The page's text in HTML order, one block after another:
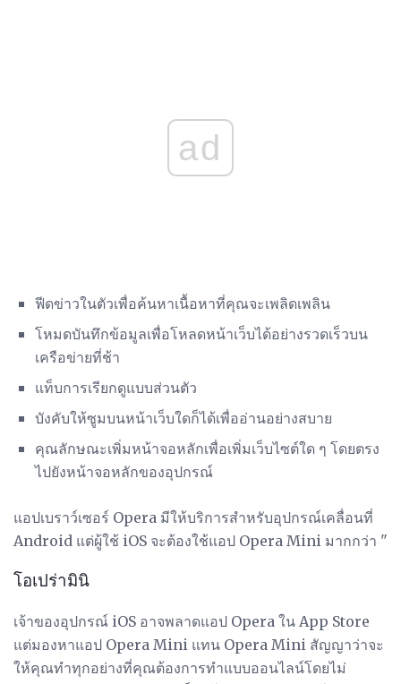
ad
ฟีดข่าวในตัวเพื่อค้นหาเนื้อหาที่คุณจะเพลิดเพลิน
โหมดบันทึกข้อมูลเพื่อโหลดหน้าเว็บได้อย่างรวดเร็วบน
เครือข่ายที่ช้า
แท็บการเรียกดูแบบส่วนตัว
บังคับให้ซูมบนหน้าเว็บใดก็ได้เพื่ออ่านอย่างสบาย
คุณลักษณะเพิ่มหน้าจอหลักเพื่อเพิ่มเว็บไซต์ใด ๆ โดยตรง
ไปยังหน้าจอหลักของอุปกรณ์
แอปเบราว์เซอร์ Opera มีให้บริการสำหรับอุปกรณ์เคลื่อนที่
Android แต่ผู้ใช้ iOS จะต้องใช้แอป Opera Mini มากกว่า "
โอเปร่ามินิ
เจ้าของอุปกรณ์ iOS อาจพลาดแอป Opera ใน App Store
แต่มองหาแอป Opera Mini แทน Opera Mini สัญญาว่าจะ
ให้คุณทำทุกอย่างที่คุณต้องการทำแบบออนไลน์โดยไม่